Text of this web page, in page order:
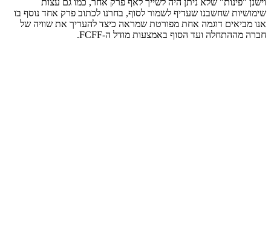
שימושיות שחשבנו שעדיף לשמור לסוף, בחרנו לכתוב פרק אחד נוסף בו
אנו מביאים דוגמה אחת מפורטת שמראה כיצד להעריך את שוויה של
חברה מההתחלה ועד הסוף באמצעות מודל ה-FCFF.